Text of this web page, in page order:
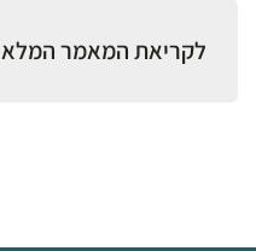
לקריאת המאמר המלא